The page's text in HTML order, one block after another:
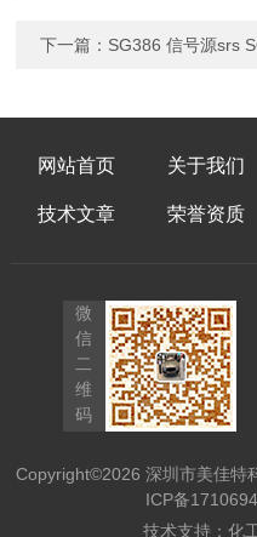
下一篇： SG386 信号源srs
网站首页 关于我们
技术文章 荣誉资质
微
信
二
维
码
Copyright©2026 深圳市美佳
ICP备
技术支持： 化